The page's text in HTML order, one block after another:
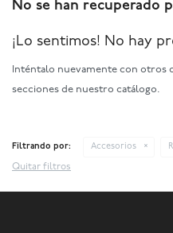
No se han recuperado
¡Lo sentimos! No hay
Inténtalo nuevamente con otros
secciones de nuestro catálogo.
Filtrando por: Accesorios
Quitar filtros